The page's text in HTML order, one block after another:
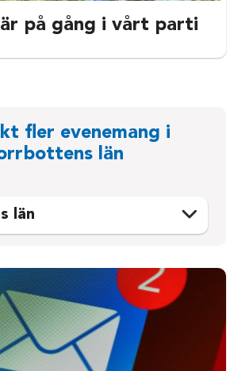
är på gång i vårt parti
fler evenemang i
län
län
Luleå
Pajala
Piteå
Älvsbyn